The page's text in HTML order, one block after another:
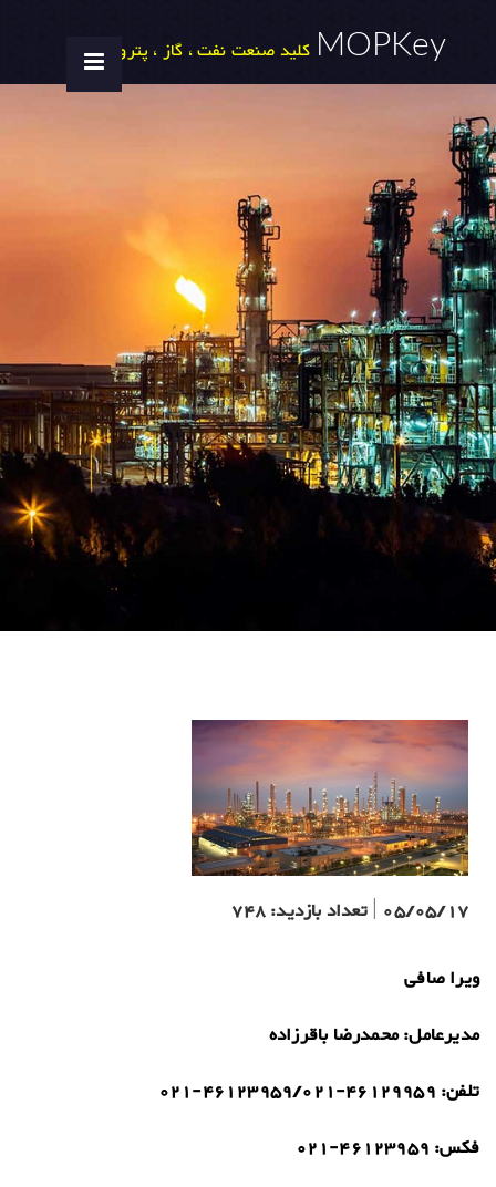
MOPKey کلید صنعت نفت ، گاز ، پتروشیمی
05/05/17
|تعداد بازدید:748
ویرا صافی
مدیرعامل:محمدرضا باقرزاده
تلفن: 021-46123959/021-46129959
فکس: 021-46123959